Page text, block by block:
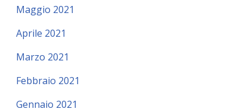
Maggio 2021
Aprile 2021
Marzo 2021
Febbraio 2021
Gennaio 2021